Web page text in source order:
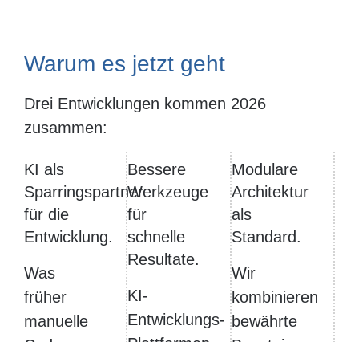
Warum es jetzt geht
Drei Entwicklungen kommen 2026
zusammen:
KI als
Sparringspartner
für die
Entwicklung.
Was
früher
manuelle
Bessere
Werkzeuge
für
schnelle
Resultate.
KI-
Entwicklungs-
Modulare
Architektur
als
Standard.
Wir
kombinieren
bewährte